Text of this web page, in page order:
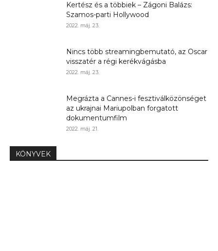
Kertész és a többiek – Zágoni Balázs:
Szamos-parti Hollywood
2022. máj. 23.
Nincs több streamingbemutató, az Oscar
visszatér a régi kerékvágásba
2022. máj. 23.
Megrázta a Cannes-i fesztiválközönséget
az ukrajnai Mariupolban forgatott
dokumentumfilm
2022. máj. 21.
KÖNYVEK